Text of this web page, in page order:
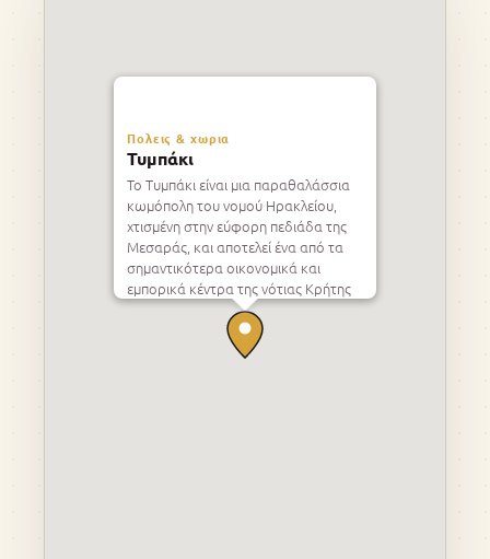
Πολεις & χωρια
Τυμπάκι
Το Τυμπάκι είναι μια παραθαλάσσια
κωμόπολη του νομού Ηρακλείου,
χτισμένη στην εύφορη πεδιάδα της
Μεσαράς, και αποτελεί ένα από τα
σημαντικότερα οικονομικά και
εμπορικά κέντρα της νότιας Κρήτης